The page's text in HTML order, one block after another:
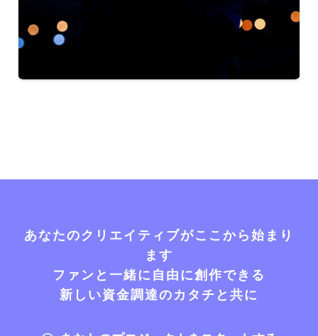
あなたのクリエイティブがここから始まり
ます
ファンと一緒に自由に創作できる
新しい資金調達のカタチと共に